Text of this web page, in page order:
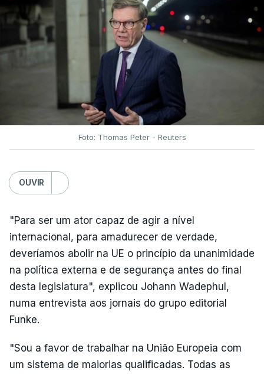
Foto: Thomas Peter - Reuters
OUVIR
"Para ser um ator capaz de agir a nível
internacional, para amadurecer de verdade,
deveríamos abolir na UE o princípio da unanimidade
na política externa e de segurança antes do final
desta legislatura", explicou Johann Wadephul,
numa entrevista aos jornais do grupo editorial
Funke.
"Sou a favor de trabalhar na União Europeia com
um sistema de maiorias qualificadas. Todas as